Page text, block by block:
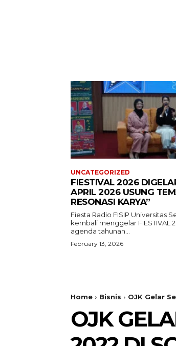
UNCATEGORIZED
FIESTIVAL 2026
APRIL 2026 USUNG
RESONASI KARYA”
Fiesta Radio FISIP Universitas
kembali menggelar FIESTIVAL
agenda tahunan...
February 13, 2026